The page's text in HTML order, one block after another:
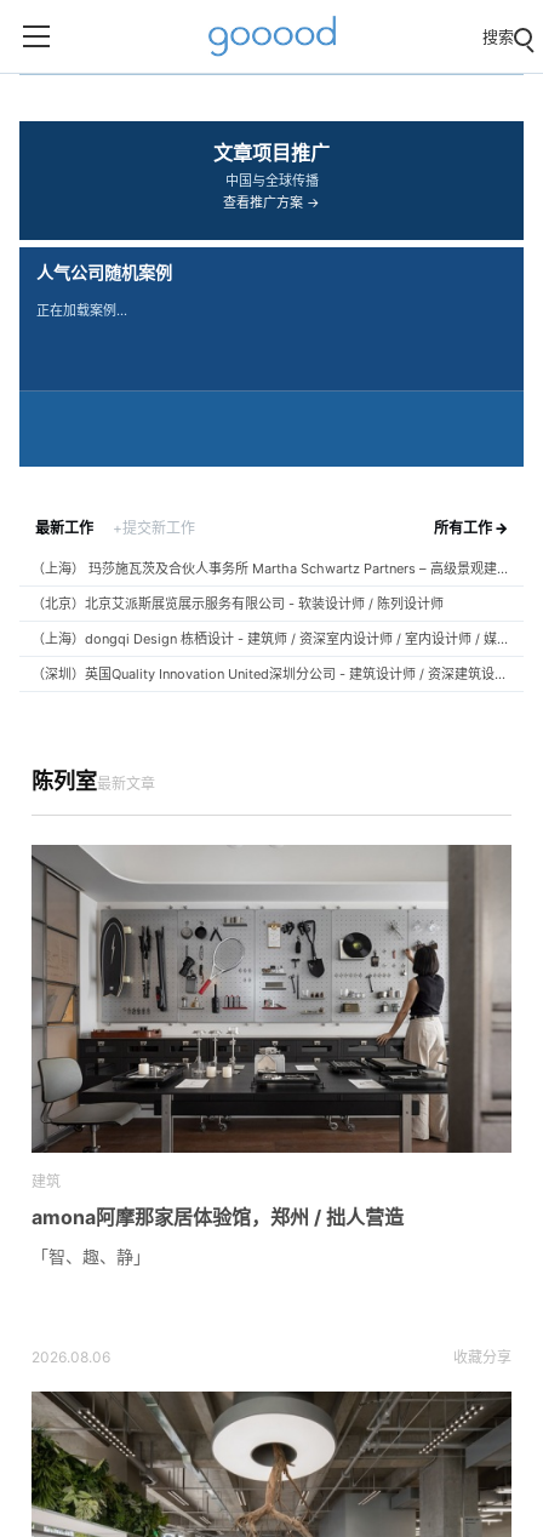
搜索
文章项目推广
中国与全球传播
查看推广方案 →
人气公司随机案例
正在加载案例…
最新工作 +提交新工作 所有工作 →
（上海） 玛莎施瓦茨及合伙人事务所 Martha Schwartz Partners – 高级景观建筑师 Senior Landscape Designer / 景观建筑师 Landscape Designer
（北京）北京艾派斯展览展示服务有限公司 - 软装设计师 / 陈列设计师
（上海）dongqi Design 栋栖设计 - 建筑师 / 资深室内设计师 / 室内设计师 / 媒体及公共关系主管 / 设计实习生（常年招聘）
（深圳）英国Quality Innovation United深圳分公司 - 建筑设计师 / 资深建筑设计师 / 室内设计师 / 设计实习生
陈列室最新文章
建筑
amona阿摩那家居体验馆，郑州 / 拙人营造
「智、趣、静」
2026.08.06 收藏分享